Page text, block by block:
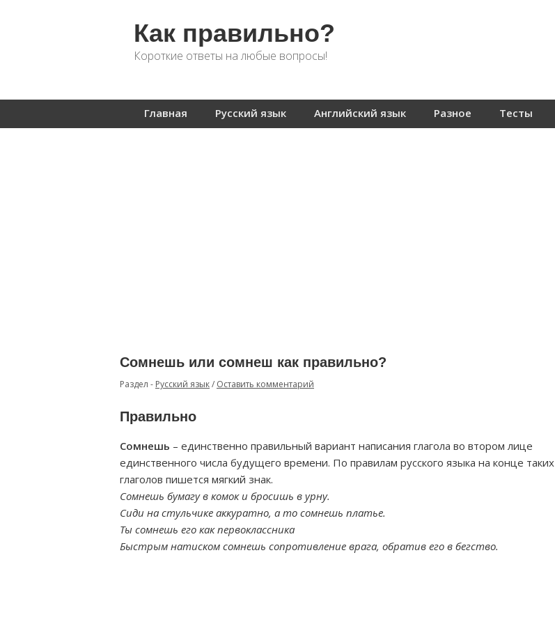
Как правильно?
Короткие ответы на любые вопросы!
Главная Русский язык Английский язык Разное Тесты
Сомнешь или сомнеш как правильно?
Раздел - Русский язык/ Оставить комментарий
Правильно
Сомнешь – единственно правильный вариант написания глагола во втором лице
единственного числа будущего времени. По правилам русского языка на конце таких
глаголов пишется мягкий знак.
Сомнешь бумагу в комок и бросишь в урну.
Сиди на стульчике аккуратно, а то сомнешь платье.
Ты сомнешь его как первоклассника
Быстрым натиском сомнешь сопротивление врага, обратив его в бегство.